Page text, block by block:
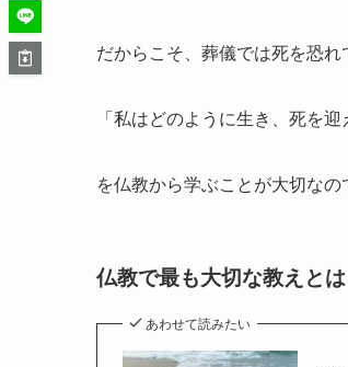
だからこそ、葬儀では死を恐れ
「私はどのように生き、死を
を仏教から学ぶことが大切なの
仏教で最も大切な教えとは
あわせて読みたい